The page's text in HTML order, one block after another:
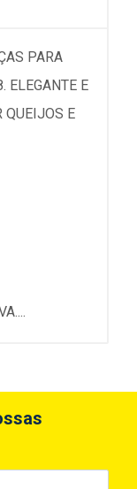
PARA
ELEGANTE E
QUEIJOS E